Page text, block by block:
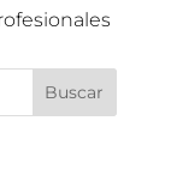
Buscar